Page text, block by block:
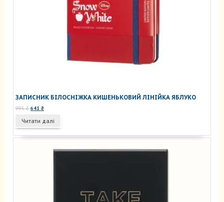
ЗАПИСНИК БІЛОСНІЖКА КИШЕНЬКОВИЙ ЛІНІЙКА ЯБЛУКО
995₴ Оригінальна
995 ₴.
641 ₴Поточна
641 ₴.
Читати далі